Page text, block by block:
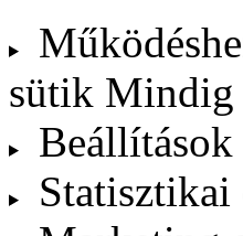
sütik
Beállítások